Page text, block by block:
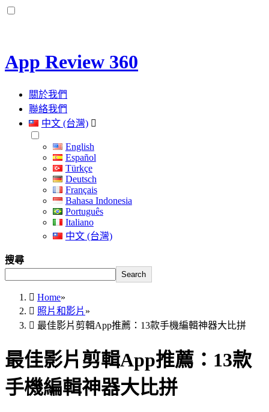
App Review 360
關於我們
聯絡我們
中文 (台灣)
English
Español
Türkçe
Deutsch
Français
Bahasa Indonesia
Português
Italiano
中文 (台灣)
搜尋
Search
Home»
照片和影片 »
最佳影片剪輯App推薦：13款手機編輯神器大比拼
最佳影片剪輯App推薦：13款
手機編輯神器大比拼